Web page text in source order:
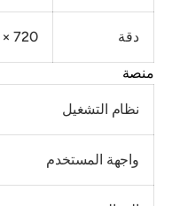
دقة 720 × 1612 بكسل
منصة
نظام التشغيل
واجهة المستخدم